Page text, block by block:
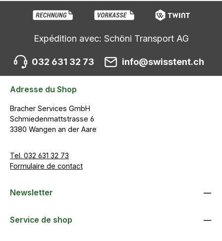
Expédition avec: Schöni Transport AG
032 631 32 73 info@swisstent.ch
Adresse du Shop
Bracher Services GmbH
Schmiedenmattstrasse 6
3380 Wangen an der Aare
Tel. 032 631 32 73
Formulaire de contact
Newsletter
Service de shop